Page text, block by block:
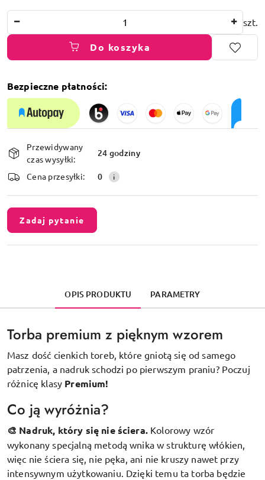
szt.
Do koszyka
Bezpieczne płatności:
Dostępność
i
dostawa
Przewidywany
czas wysyłki:
24 godziny
Cena przesyłki: 0
Zadaj pytanie
OPIS PRODUKTU PARAMETRY
Torba premium z pięknym wzorem
Masz dość cienkich toreb, które gniotą się od samego
patrzenia, a nadruk schodzi po pierwszym praniu? Poczuj
różnicę klasy Premium!
Co ją wyróżnia?
🎨 Nadruk, który się nie ściera. Kolorowy wzór
wykonany specjalną metodą wnika w strukturę włókien,
więc nie ściera się, nie pęka, ani nie kruszy nawet przy
intensywnym użytkowaniu. Dzięki temu ta torba będzie